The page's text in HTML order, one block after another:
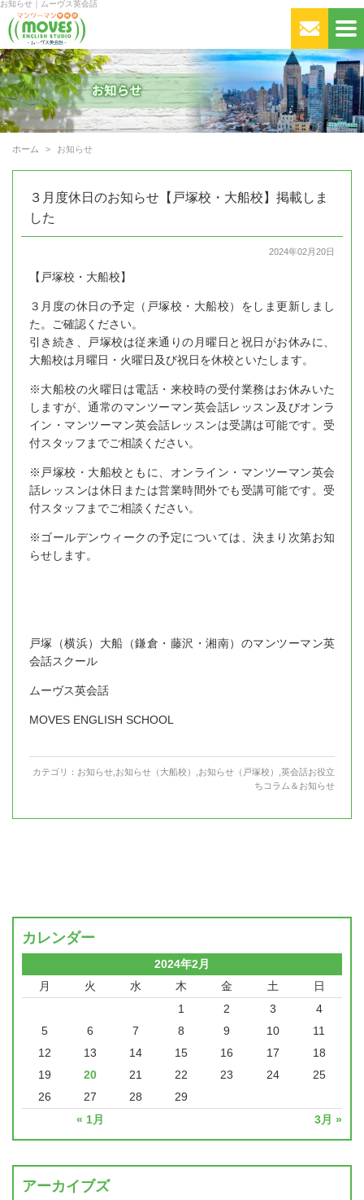
お知らせ｜ムーヴス英会話
ホーム お知らせ
３月度休日のお知らせ【戸塚校・大船校】掲載しま
した
2024年02月20日
【戸塚校・大船校】
３月度の休日の予定（戸塚校・大船校）をしま更新しまし
た。ご確認ください。
引き続き、戸塚校は従来通りの月曜日と祝日がお休みに、
大船校は月曜日・火曜日及び祝日を休校といたします。
※大船校の火曜日は電話・来校時の受付業務はお休みいた
しますが、通常のマンツーマン英会話レッスン及びオンラ
イン・マンツーマン英会話レッスンは受講は可能です。受
付スタッフまでご相談ください。
※戸塚校・大船校ともに、オンライン・マンツーマン英会
話レッスンは休日または営業時間外でも受講可能です。受
付スタッフまでご相談ください。
※ゴールデンウィークの予定については、決まり次第お知
らせします。
戸塚（横浜）大船（鎌倉・藤沢・湘南）のマンツーマン英
会話スクール
ムーヴス英会話
MOVES ENGLISH SCHOOL
カテゴリ： お知らせ お知らせ（大船校） お知らせ（戸塚校）
英会話お役立
ちコラム＆お知らせ
カレンダー
2024年2月
月
火 水 木 金 土 日
« 1月 3月 »
1 2 3
4
5
6 7 8 9 10
11
12
13 14 15 16 17
18
19
20 21 22 23 24
25
26
27 28 29
アーカイブズ